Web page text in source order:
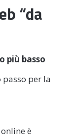
“da
più basso
per la
è